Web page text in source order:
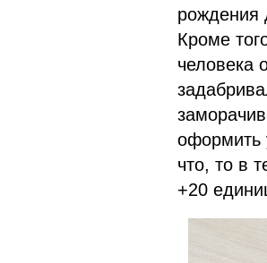
рождения
Кроме
человека
оформить
что, то в
+20